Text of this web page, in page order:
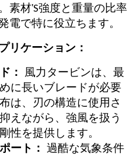
素材'S強度と重量の比率
電で特に役立ちます。
リケーション：
：
風力タービンは、最
に長いブレードが必要
は、刃の構造に使用さ
えながら、強風を扱う
性を提供します。
ート：
過酷な気象条件